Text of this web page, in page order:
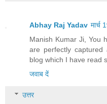
Abhay Raj Yadav मार्च
Manish Kumar Ji, You
are perfectly
blog which I have read
जवाब दें
उत्तर